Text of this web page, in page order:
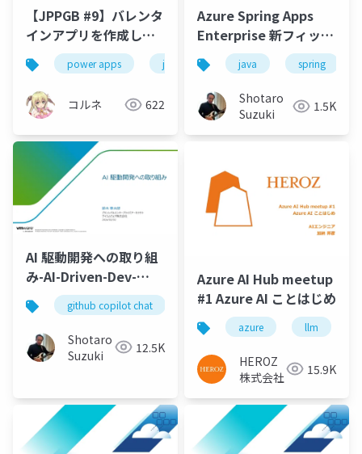
【JPPGB #9】バレンタ
インアプリを作成して
みた
power apps jppgb
コルネ 622
Azure Spring Apps
Enterprise 新フィット
ネスアプリのご紹介 -
Azure OpenAI Service
による AI アシスタント
追加他 -
java spring
Shotaro
Suzuki
1.5K
AI 駆動開発への取り組
み-AI-Driven-Dev-
20240202github copilot chat vs code gen ai
Shotaro
Suzuki
12.5K
Azure AI Hub meetup
#1 Azure AI ことはじめ
azure llm
HEROZ
株式会社
15.9K